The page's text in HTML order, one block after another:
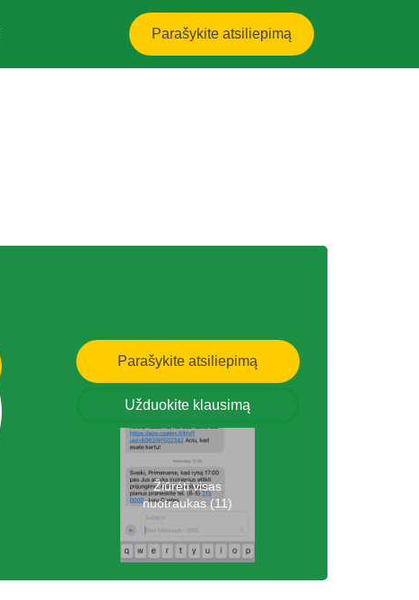
Parašykite atsiliepimą
Parašykite atsiliepimą
Užduokite klausimą
Žiūrėti visas
nuotraukas (11)